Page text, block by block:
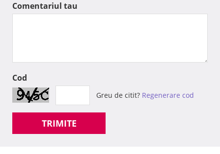
Comentariul tau
Cod
Greu de citit? Regenerare cod
TRIMITE